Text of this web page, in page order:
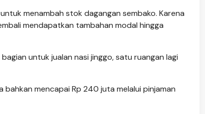
menambah stok dagangan sembako. Karena
mendapatkan tambahan modal hingga
untuk jualan nasi jinggo, satu ruangan lagi
bahkan mencapai Rp 240 juta melalui pinjaman